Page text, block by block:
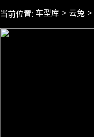
当前位置: 车型库 云兔